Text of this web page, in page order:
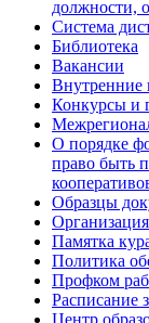
должности,
Система
Библиотека
Вакансии
Внутренние
Конкурсы и
О порядке
право быть
Образцы
Памятка
Политика
Профком
Расписание
Центр